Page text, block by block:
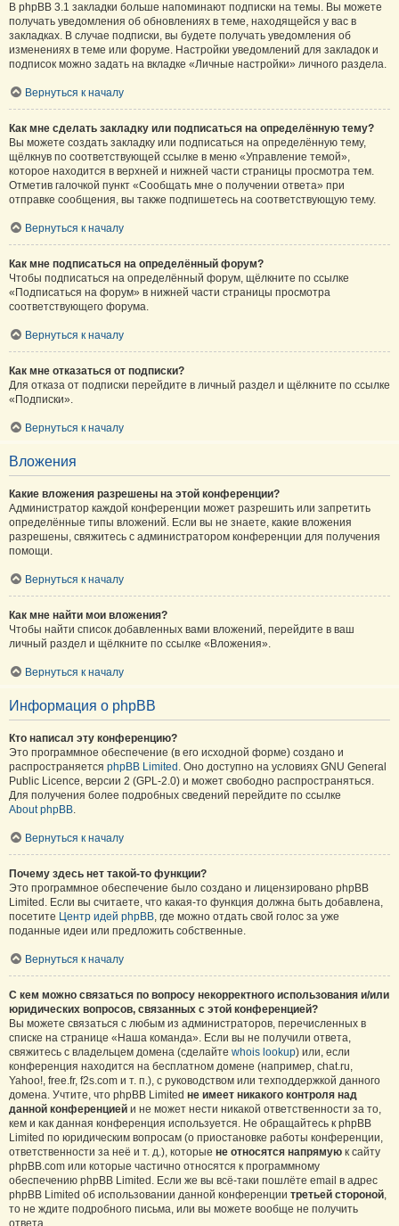
В phpBB 3.1 закладки больше напоминают подписки на темы. Вы можете
получать уведомления об обновлениях в теме, находящейся у вас в
закладках. В случае подписки, вы будете получать уведомления об
изменениях в теме или форуме. Настройки уведомлений для закладок и
подписок можно задать на вкладке «Личные настройки» личного раздела.
Вернуться к началу
Как мне сделать закладку или подписаться на определённую тему?
Вы можете создать закладку или подписаться на определённую тему,
щёлкнув по соответствующей ссылке в меню «Управление темой»,
которое находится в верхней и нижней части страницы просмотра тем.
Отметив галочкой пункт «Сообщать мне о получении ответа» при
отправке сообщения, вы также подпишетесь на соответствующую тему.
Вернуться к началу
Как мне подписаться на определённый форум?
Чтобы подписаться на определённый форум, щёлкните по ссылке
«Подписаться на форум» в нижней части страницы просмотра
соответствующего форума.
Вернуться к началу
Как мне отказаться от подписки?
Для отказа от подписки перейдите в личный раздел и щёлкните по ссылке
«Подписки».
Вернуться к началу
Вложения
Какие вложения разрешены на этой конференции?
Администратор каждой конференции может разрешить или запретить
определённые типы вложений. Если вы не знаете, какие вложения
разрешены, свяжитесь с администратором конференции для получения
помощи.
Вернуться к началу
Как мне найти мои вложения?
Чтобы найти список добавленных вами вложений, перейдите в ваш
личный раздел и щёлкните по ссылке «Вложения».
Вернуться к началу
Информация о phpBB
Кто написал эту конференцию?
Это программное обеспечение (в его исходной форме) создано и
распространяется phpBB Limited . Оно доступно на условиях GNU General
Public Licence, версии 2 (GPL-2.0) и может свободно распространяться.
Для получения более подробных сведений перейдите по ссылке
About phpBB.
Вернуться к началу
Почему здесь нет такой-то функции?
Это программное обеспечение было создано и лицензировано phpBB
Limited. Если вы считаете, что какая-то функция должна быть добавлена,
посетите Центр идей phpBB, где можно отдать свой голос за уже
поданные идеи или предложить собственные.
Вернуться к началу
С кем можно связаться по вопросу некорректного использования и/или
юридических вопросов, связанных с этой конференцией?
Вы можете связаться с любым из администраторов, перечисленных в
списке на странице «Наша команда». Если вы не получили ответа,
свяжитесь с владельцем домена (сделайте whois lookup) или, если
конференция находится на бесплатном домене (например, chat.ru,
Yahoo!, free.fr, f2s.com и т. п.), с руководством или техподдержкой данного
домена. Учтите, что phpBB Limited не имеет никакого контроля над
данной конференцией и не может нести никакой ответственности за то,
кем и как данная конференция используется. Не обращайтесь к phpBB
Limited по юридическим вопросам (о приостановке работы конференции,
ответственности за неё и т. д.), которые не относятся напрямую к сайту
phpBB.com или которые частично относятся к программному
обеспечению phpBB Limited. Если же вы всё-таки пошлёте email в адрес
phpBB Limited об использовании данной конференции третьей стороной,
то не ждите подробного письма, или вы можете вообще не получить
ответа.